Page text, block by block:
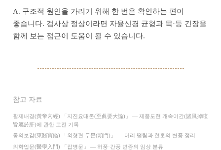
A. 구조적 원인을 가리기 위해 한 번은 확인하는 편이
좋습니다. 검사상 정상이라면 자율신경 균형과 목·등 긴장을
함께 보는 접근이 도움이 될 수 있습니다.
참고 자료
황제내경(黃帝內經) 「지진요대론(至眞要大論)」 — 제풍도현 개속어간(諸風掉眩
皆屬於肝)에 관한 고전 기록
동의보감(東醫寶鑑) 「외형편 두문(頭門)」 — 머리 떨림과 현훈의 변증 정리
의학입문(醫學入門) 「잡병문」 — 허풍·간풍 변증의 임상 분류